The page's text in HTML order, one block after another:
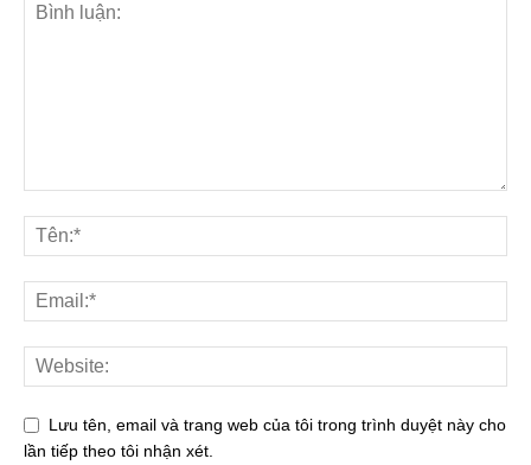
Lưu tên, email và trang web của tôi trong trình duyệt này cho
lần tiếp theo tôi nhận xét.